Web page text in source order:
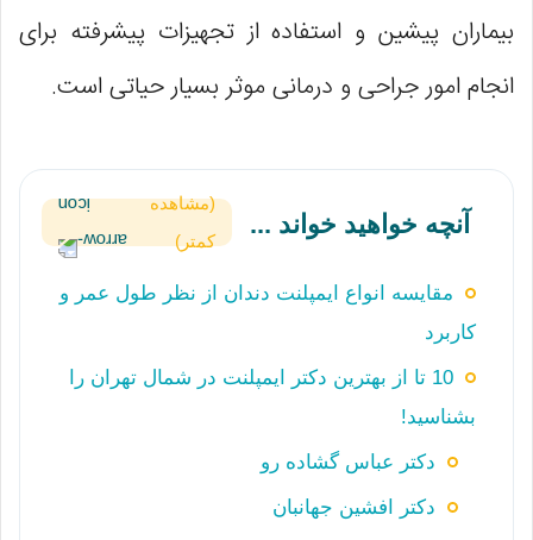
بیماران پیشین و استفاده از تجهیزات پیشرفته برای
انجام امور جراحی و درمانی موثر بسیار حیاتی است.
آنچه خواهید خواند ...
(مشاهده
کمتر)
مقایسه انواع ایمپلنت دندان از نظر طول عمر و
کاربرد
10 تا از بهترین دکتر ایمپلنت در شمال تهران را
بشناسید!
دکتر عباس گشاده رو
دكتر افشين جهانبان